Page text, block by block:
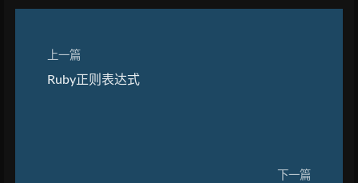
上一篇
Ruby正则表达式
下一篇